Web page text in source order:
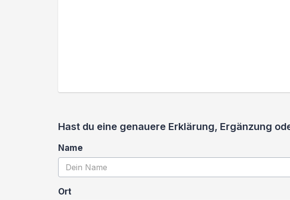
Hast du eine genauere Erklärung, Ergänzung
Name
Ort